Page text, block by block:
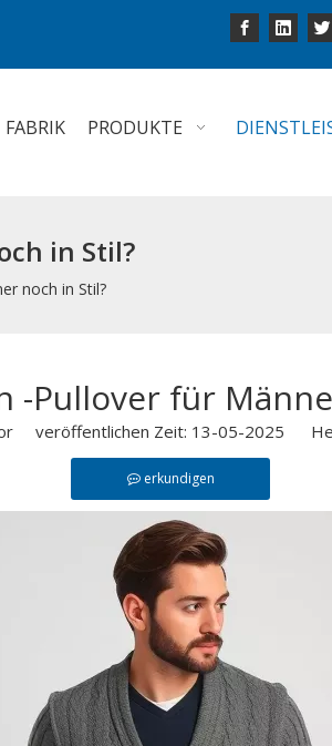
FABRIK PRODUKTE
in Stil?
noch in Stil?
-Pullover für
veröffentlichen Zeit: 13-05-2025
erkundigen